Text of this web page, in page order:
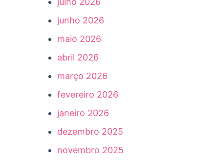
junho 2026
maio 2026
abril 2026
março 2026
fevereiro 2026
janeiro 2026
dezembro 2025
novembro 2025